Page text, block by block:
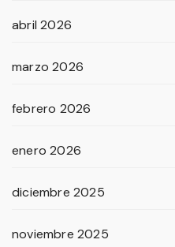
abril 2026
marzo 2026
febrero 2026
enero 2026
diciembre 2025
noviembre 2025